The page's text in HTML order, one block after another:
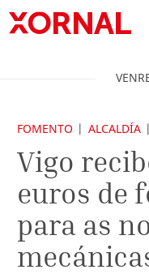
FOMENTO ALCALDÍA
Vigo
euros de
para as